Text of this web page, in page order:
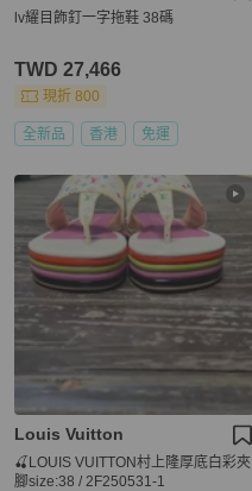
lv耀目飾釘一字拖鞋 38碼
TWD 27,466
現折 800
全新品 香港 免運
Louis Vuitton
🍒LOUIS VUITTON村上隆厚底白彩夾
腳size:38 / 2F250531-1